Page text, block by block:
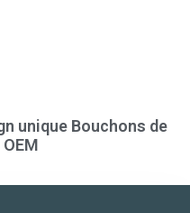
unique Bouchons de